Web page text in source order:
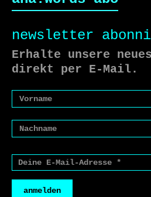
newsletter
Erhalte unsere
direkt per E-Mail.
anmelden